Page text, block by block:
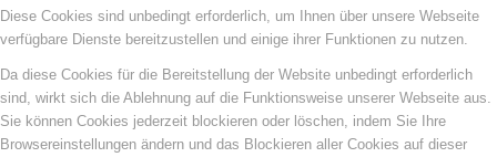
Diese Cookies sind unbedingt erforderlich, um Ihnen über unsere Webseite
verfügbare Dienste bereitzustellen und einige ihrer Funktionen zu nutzen.
Da diese Cookies für die Bereitstellung der Website unbedingt erforderlich
sind, wirkt sich die Ablehnung auf die Funktionsweise unserer Webseite aus.
Sie können Cookies jederzeit blockieren oder löschen, indem Sie Ihre
Browsereinstellungen ändern und das Blockieren aller Cookies auf dieser